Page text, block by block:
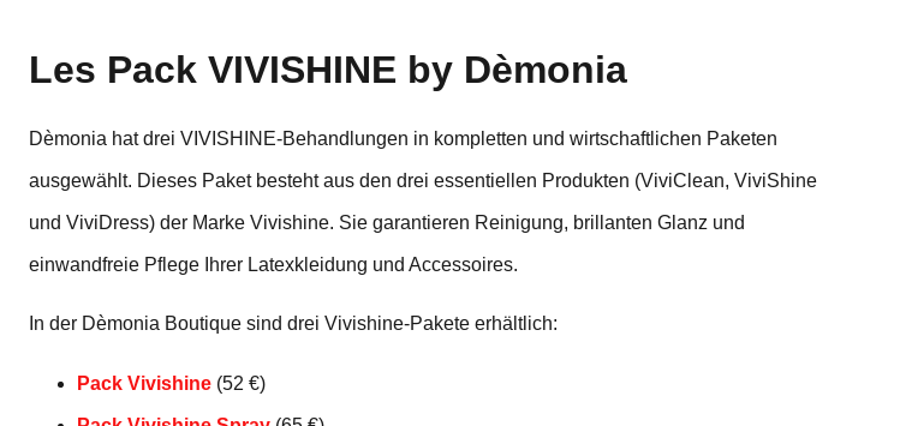
Les Pack VIVISHINE by Dèmonia
Dèmonia hat drei VIVISHINE-Behandlungen in kompletten und wirtschaftlichen Paketen
ausgewählt. Dieses Paket besteht aus den drei essentiellen Produkten (ViviClean, ViviShine
und ViviDress) der Marke Vivishine. Sie garantieren Reinigung, brillanten Glanz und
einwandfreie Pflege Ihrer Latexkleidung und Accessoires.
In der Dèmonia Boutique sind drei Vivishine-Pakete erhältlich:
Pack Vivishine(52 €)